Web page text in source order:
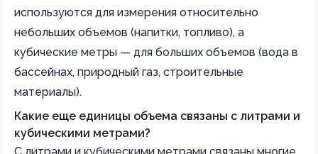
используются для измерения относительно
небольших объемов (напитки, топливо), а
кубические метры — для больших объемов (вода в
бассейнах, природный газ, строительные
материалы).
Какие еще единицы объема связаны с литрами и
кубическими метрами?